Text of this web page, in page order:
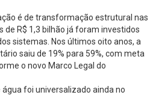
é de transformação estrutural nas
de R$ 1,3 bilhão já foram investidos
sistemas. Nos últimos oito anos, a
saiu de 19% para 59%, com meta
o novo Marco Legal do
foi universalizado ainda no